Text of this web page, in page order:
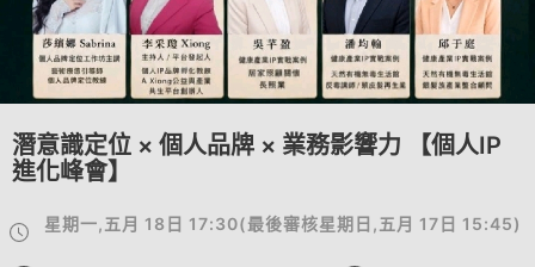
潛意識定位 × 個人品牌 × 業務影響力 【個人IP
進化峰會】
星期一,五月 18日 17:30(最後審核星期日,五月 17日 15:45)